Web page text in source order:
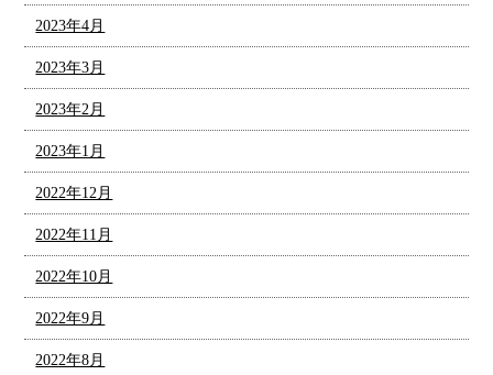
2023年4月
2023年3月
2023年2月
2023年1月
2022年12月
2022年11月
2022年10月
2022年9月
2022年8月